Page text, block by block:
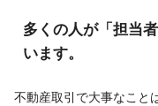
多くの人が「担当
います。
不動産取引で大事なこと